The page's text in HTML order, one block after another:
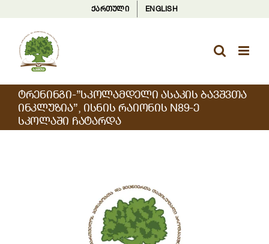
to
content
ქართული ENGLISH
ᲢᲠᲔᲜᲘᲜᲒᲘ-”ᲡᲙᲝᲚᲐᲛᲓᲔᲚᲘ ᲐᲡᲐᲙᲘᲡ ᲑᲐᲕᲨᲕᲗᲐ
ᲘᲜᲙᲚᲣᲖᲘᲐ”, ᲘᲡᲜᲘᲡ ᲠᲐᲘᲝᲜᲘᲡ N89-Ე
ᲡᲙᲝᲚᲐᲨᲘ ᲩᲐᲢᲐᲠᲓᲐ